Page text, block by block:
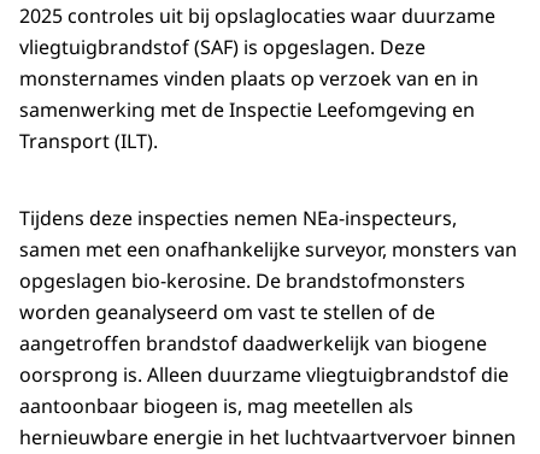
2025 controles uit bij opslaglocaties waar duurzame
vliegtuigbrandstof (SAF) is opgeslagen. Deze
monsternames vinden plaats op verzoek van en in
samenwerking met de Inspectie Leefomgeving en
Transport (ILT).
Tijdens deze inspecties nemen NEa-inspecteurs,
samen met een onafhankelijke surveyor, monsters van
opgeslagen bio-kerosine. De brandstofmonsters
worden geanalyseerd om vast te stellen of de
aangetroffen brandstof daadwerkelijk van biogene
oorsprong is. Alleen duurzame vliegtuigbrandstof die
aantoonbaar biogeen is, mag meetellen als
hernieuwbare energie in het luchtvaartvervoer binnen